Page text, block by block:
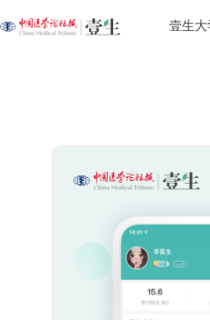
壹生大